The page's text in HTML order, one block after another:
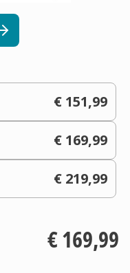
€ 151,99
€ 169,99
€ 219,99
€ 169,99